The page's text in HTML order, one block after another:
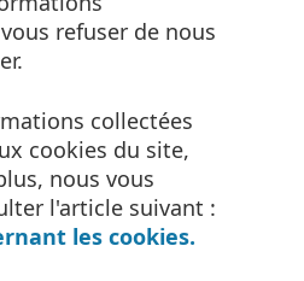
refuser de nous
collectées
cookies du site,
nous vous
l'article suivant :
les cookies.